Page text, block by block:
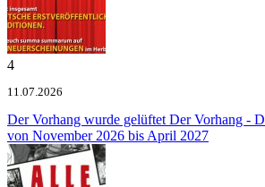
4
11.07.2026
Der Vorhang wurde gelüftet Der Vorhang -
von November 2026 bis April 2027